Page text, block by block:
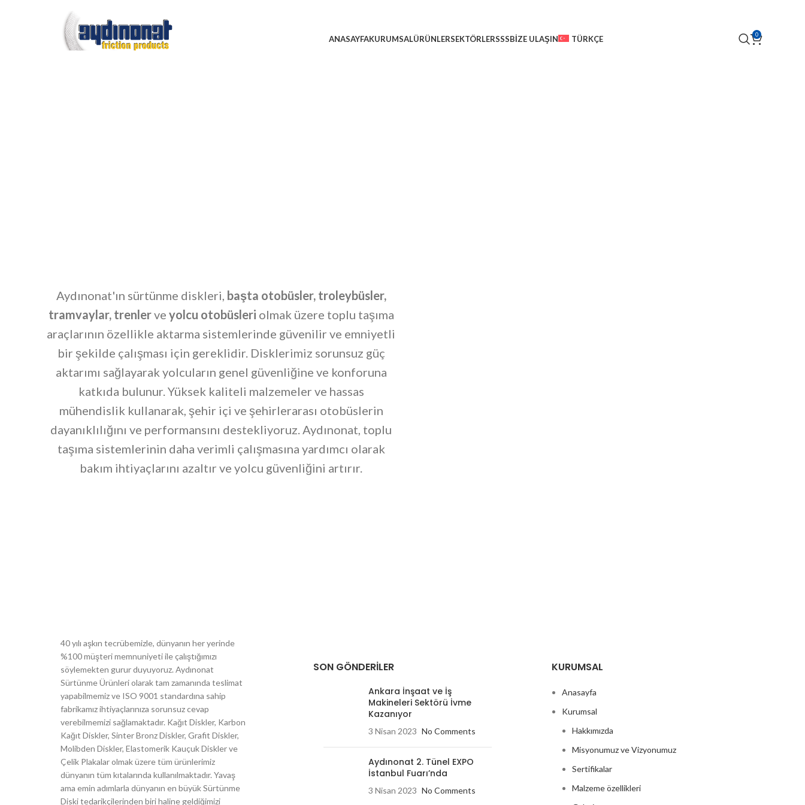
ANASAYFAKURUMSALÜRÜNLERSEKTÖRLERSSSBIZE ULAŞIN TÜRKÇE 0
Aydınonat'ın sürtünme diskleri, başta otobüsler, troleybüsler,
tramvaylar, trenlerve yolcu otobüsleri olmak üzere toplu taşıma
araçlarının özellikle aktarma sistemlerinde güvenilir ve emniyetli
bir şekilde çalışması için gereklidir. Disklerimiz sorunsuz güç
aktarımı sağlayarak yolcuların genel güvenliğine ve konforuna
katkıda bulunur. Yüksek kaliteli malzemeler ve hassas
mühendislik kullanarak, şehir içi ve şehirlerarası otobüslerin
dayanıklılığını ve performansını destekliyoruz. Aydınonat, toplu
taşıma sistemlerinin daha verimli çalışmasına yardımcı olarak
bakım ihtiyaçlarını azaltır ve yolcu güvenliğini artırır.
40 yılı aşkın tecrübemizle, dünyanın her yerinde
%100 müşteri memnuniyeti ile çalıştığımızı
söylemekten gurur duyuyoruz. Aydınonat
Sürtünme Ürünleri olarak tam zamanında teslimat
yapabilmemiz ve ISO 9001 standardına sahip
fabrikamız ihtiyaçlarınıza sorunsuz cevap
verebilmemizi sağlamaktadır. Kağıt Diskler, Karbon
Kağıt Diskler, Sinter Bronz Diskler, Grafit Diskler,
Molibden Diskler, Elastomerik Kauçuk Diskler ve
Çelik Plakalar olmak üzere tüm ürünlerimiz
dünyanın tüm kıtalarında kullanılmaktadır. Yavaş
ama emin adımlarla dünyanın en büyük Sürtünme
Diski tedarikçilerinden biri haline geldiğimizi
SON GÖNDERILER
Ankara İnşaat ve İş
Makineleri Sektörü İvme
Kazanıyor
3 Nisan 2023 No Comments
Aydınonat 2. Tünel EXPO
İstanbul Fuarı’nda
3 Nisan 2023 No Comments
KURUMSAL
Anasayfa
Kurumsal
Hakkımızda
Misyonumuz ve Vizyonumuz
Sertifikalar
Malzeme özellikleri